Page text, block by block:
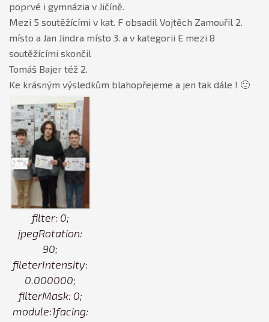
poprvé i gymnázia v Jičíně.
Mezi 5 soutěžícími v kat. F obsadil Vojtěch Zamouřil 2.
místo a Jan Jindra místo 3. a v kategorii E mezi 8
soutěžícími skončil
Tomáš Bajer též 2.
Ke krásným výsledkům blahopřejeme a jen tak dále ! 🙂
filter: 0;
jpegRotation:
90;
fileterIntensity:
0.000000;
filterMask: 0;
module:1facing: